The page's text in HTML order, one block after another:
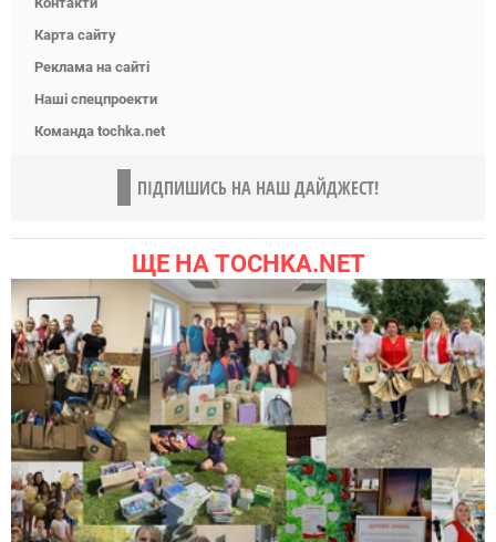
Карта сайту
Реклама на сайті
Наші спецпроекти
Команда tochka.net
ПІДПИШИСЬ НА НАШ ДАЙДЖЕСТ!
ЩЕ НА TOCHKA.NET